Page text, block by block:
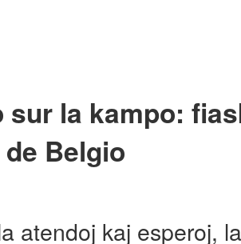
sur la kampo:
Belgio
atendoj kaj esperoj,